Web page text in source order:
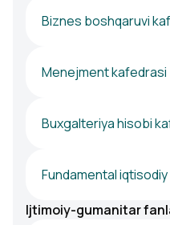
Biznes boshqaruvi
Menejment kafedrasi
Buxgalteriya hisobi
Fundamental
Ijtimoiy-gumanitar